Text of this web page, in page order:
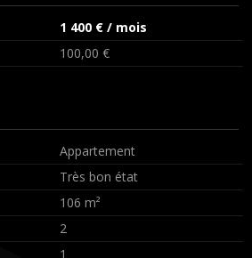
1 400 € / mois
100,00 €
Appartement
Très bon état
106 m²
2
1